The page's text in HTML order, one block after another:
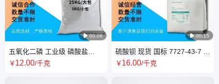
 00:08
五氧化二磷 工业级 磷酸盐
1314-56-3 可分装 5Kg起发 磷
￥12.00/千克
 00:15
硫酸钡 现货 国标 7727-43-7 重
晶石 进口 1/0.7微米 micro/F 多
￥16.00/千克